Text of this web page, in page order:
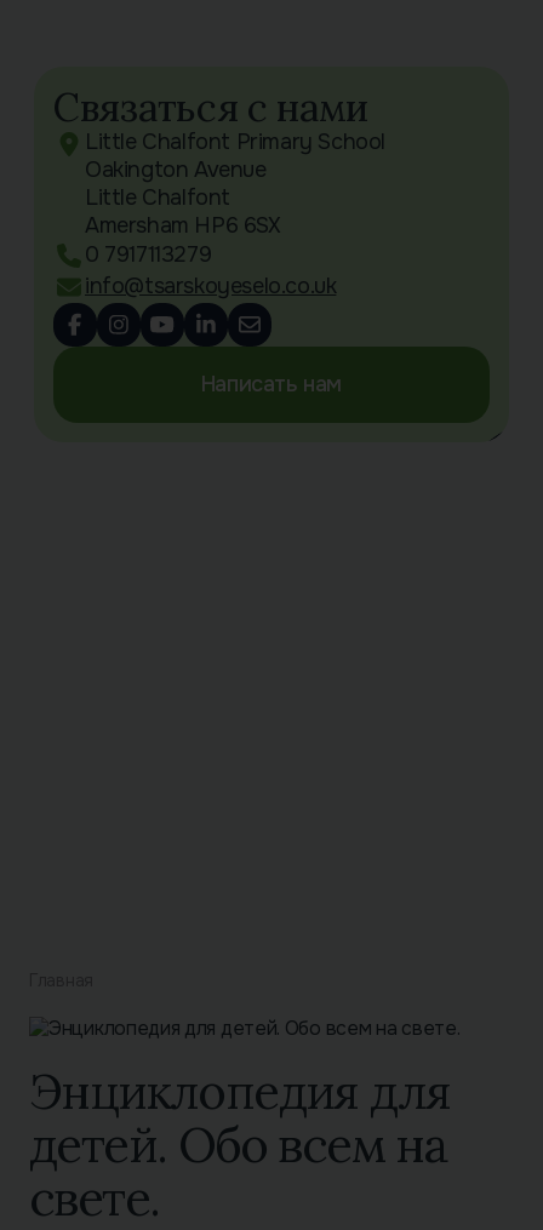
Связаться с нами
Little Chalfont Primary School
Oakington Avenue
Little Chalfont
Amersham HP6 6SX
0 7917113279
info@tsarskoyeselo.co.uk
Написать нам
Энциклопедия для
детей. Обо всем на
свете.